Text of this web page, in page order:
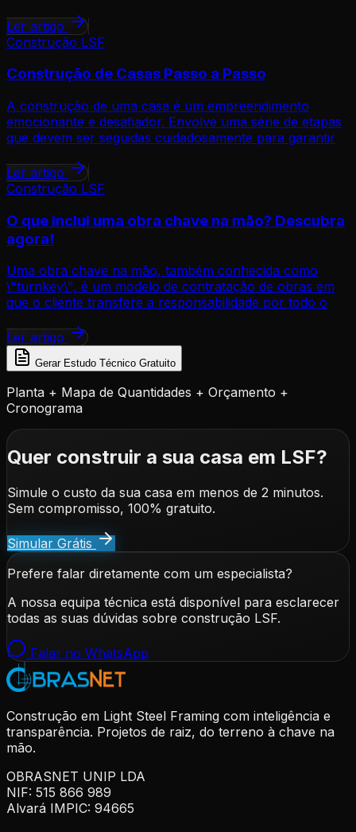
Ler artigo
Construção LSF
Construção de Casas Passo a Passo
A construção de uma casa é um empreendimento
emocionante e desafiador. Envolve uma série de etapas
que devem ser seguidas cuidadosamente para garantir
Ler artigo
Construção LSF
O que inclui uma obra chave na mão? Descubra
agora!
Uma obra chave na mão, também conhecida como
\"turnkey\", é um modelo de contratação de obras em
que o cliente transfere a responsabilidade por todo o
Ler artigo
Gerar Estudo Técnico Gratuito
Planta + Mapa de Quantidades + Orçamento +
Cronograma
Quer construir a sua casa em LSF?
Simule o custo da sua casa em menos de 2 minutos.
Sem compromisso, 100% gratuito.
Simular Grátis
Prefere falar diretamente com um especialista?
A nossa equipa técnica está disponível para esclarecer
todas as suas dúvidas sobre construção LSF.
Falar no WhatsApp
Construção em Light Steel Framing com inteligência e
transparência. Projetos de raiz, do terreno à chave na
mão.
OBRASNET UNIP LDA
NIF: 515 866 989
Alvará IMPIC: 94665